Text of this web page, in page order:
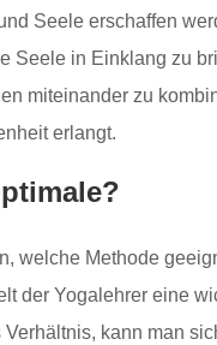
Seele erschaffen
Seele in Einklang zu
miteinander zu
erlangt.
welche Methode
der Yogalehrer eine
kann man